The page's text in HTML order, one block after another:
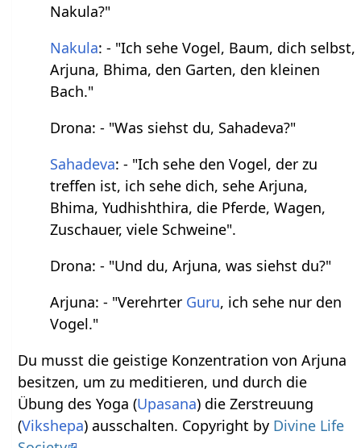
Nakula?"
Nakula: - "Ich sehe Vogel, Baum, dich selbst,
Arjuna, Bhima, den Garten, den kleinen
Bach."
Drona: - "Was siehst du, Sahadeva?"
Sahadeva: - "Ich sehe den Vogel, der zu
treffen ist, ich sehe dich, sehe Arjuna,
Bhima, Yudhishthira, die Pferde, Wagen,
Zuschauer, viele Schweine".
Drona: - "Und du, Arjuna, was siehst du?"
Arjuna: - "Verehrter Guru, ich sehe nur den
Vogel."
Du musst die geistige Konzentration von Arjuna
besitzen, um zu meditieren, und durch die
Übung des Yoga (Upasana) die Zerstreuung
(Vikshepa) ausschalten. Copyright by Divine Life